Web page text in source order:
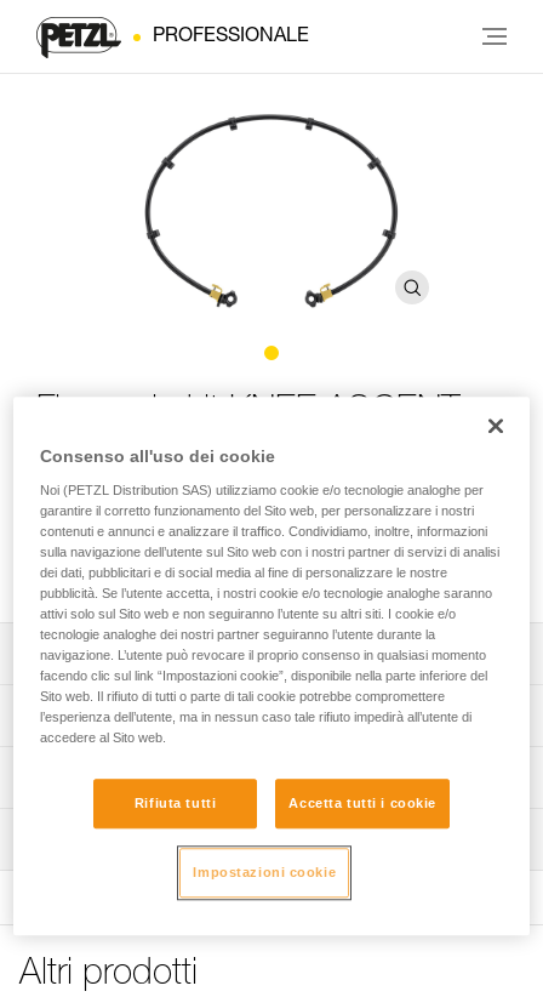
PROFESSIONALE
elastico
Kit di fissaggio, con elastico, compatibile con il kit KNEE
ASCENT e il bloccante per ginocchio KNEE GRAB.
Descrizione
Compatibile con il kit KNEE ASCENT e il bloccante per
ginocchio KNEE GRAB.
Specifiche tecniche
Dettagli codice
Codice : B022EA00
Informazioni tecniche
Scarica il pdf technical-notice-KNEE-ASCENT-Mounting
See all technical content
Altri prodotti
Consenso all'uso dei cookie
Noi (PETZL Distribution SAS) utilizziamo cookie e/o tecnologie analoghe per
garantire il corretto funzionamento del Sito web, per personalizzare i nostri
contenuti e annunci e analizzare il traffico. Condividiamo, inoltre, informazioni
sulla navigazione dell’utente sul Sito web con i nostri partner di servizi di analisi
dei dati, pubblicitari e di social media al fine di personalizzare le nostre
pubblicità. Se l’utente accetta, i nostri cookie e/o tecnologie analoghe saranno
attivi solo sul Sito web e non seguiranno l’utente su altri siti. I cookie e/o
tecnologie analoghe dei nostri partner seguiranno l’utente durante la
navigazione. L’utente può revocare il proprio consenso in qualsiasi momento
facendo clic sul link “Impostazioni cookie”, disponibile nella parte inferiore del
Sito web. Il rifiuto di tutti o parte di tali cookie potrebbe compromettere
l’esperienza dell’utente, ma in nessun caso tale rifiuto impedirà all’utente di
accedere al Sito web.
Rifiuta tutti Accetta tutti i cookie
Impostazioni cookie